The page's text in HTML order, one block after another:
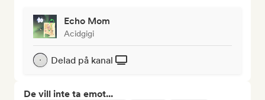
Echo Mom
Acidgigi
Delad på kanal
De vill inte ta emot...